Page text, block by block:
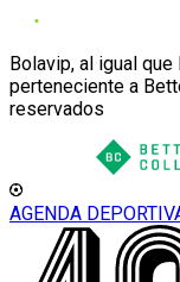
Bolavip, al igual
perteneciente a
reservados
AGENDA